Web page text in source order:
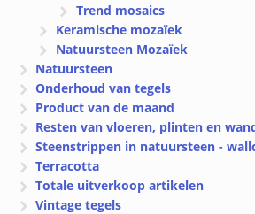
Trend mosaics
Keramische mozaïek
Natuursteen Mozaïek
Natuursteen
Onderhoud van tegels
Product van de maand
Resten van vloeren, plinten en
Steenstrippen in natuursteen -
Terracotta
Totale uitverkoop artikelen
Vintage tegels